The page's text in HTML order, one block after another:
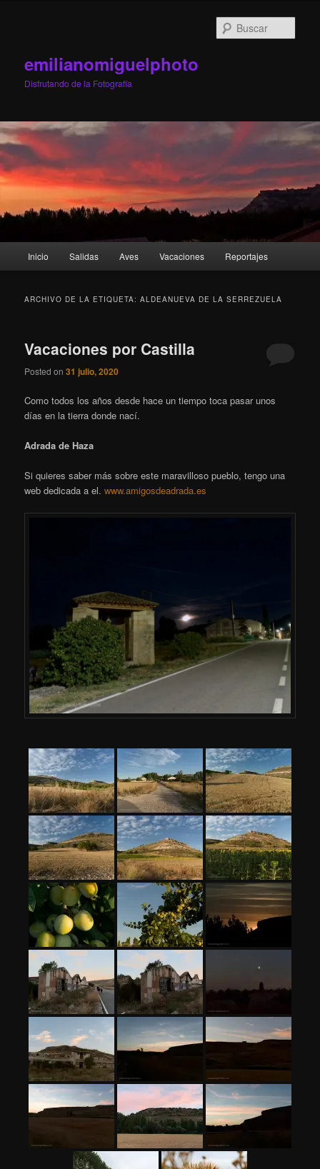
emilianomiguelphoto
Disfrutando de la Fotografía
Inicio Salidas Aves Vacaciones Reportajes
ARCHIVO DE LA ETIQUETA:ALDEANUEVA DE LA SERREZUELA
Vacaciones por Castilla
Posted on31 julio, 2020
Como todos los años desde hace un tiempo toca pasar unos
días en la tierra donde nací.
Adrada de Haza
Si quieres saber más sobre este maravilloso pueblo, tengo una
web dedicada a el.www.amigosdeadrada.es